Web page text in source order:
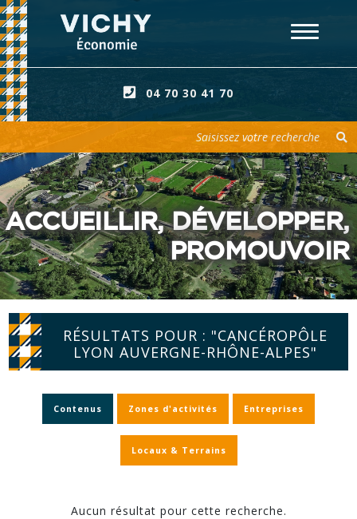
04 70 30 41 70
ACCUEILLIR, DÉVELOPPER,
PROMOUVOIR
RÉSULTATS POUR : "CANCÉROPÔLE
LYON AUVERGNE-RHÔNE-ALPES"
Contenus Zones d'activités Entreprises
Locaux & Terrains
Aucun résultat pour cette recherche.